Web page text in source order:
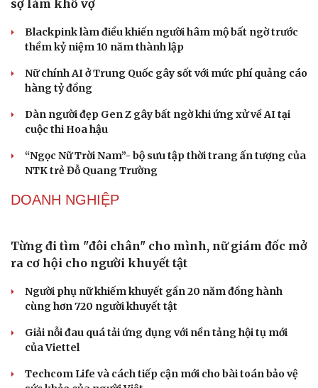
Du lịch
Tư vấn
check-in
Podcast
Cửa sổ tình yêu
Vĩnh Long kiểm tra phát hiện 17 trường hợp kinh doanh
vàng, bạc, đá quý vi phạm
Giá bạc hôm nay: Giá bạc trong nước lên mức hơn 62
triệu đồng/kg
Giá vàng hôm nay 6/8: Vàng SJC tăng lên 140,3 - 143,3
triệu đồng/lượng
VĂN HÓA
chỉ xin lỗi là xong
lòng phố cổ
Đưa bản sắc văn hóa người Mường trở thành động lực
phát triển du lịch cộng đồng
Ba phim Việt cùng “đổ bộ” phòng vé tháng 8, đối đầu
loạt bom tấn ngoại
Thanh âm vượt đại dương: Chuyện chưa kể về bản tình
ca từ chốn ngục tù Côn Đảo